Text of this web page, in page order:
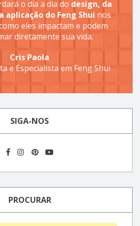
o dia a dia do design, da
aplicação do Feng Shui nos
eles impactam e podem
diretamente sua vida.
Cris Paola
e Especialista em Feng Shui
SIGA-NOS
PROCURAR